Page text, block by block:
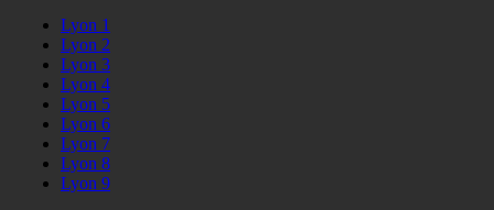
Lyon 1
Lyon 2
Lyon 3
Lyon 4
Lyon 5
Lyon 6
Lyon 7
Lyon 8
Lyon 9